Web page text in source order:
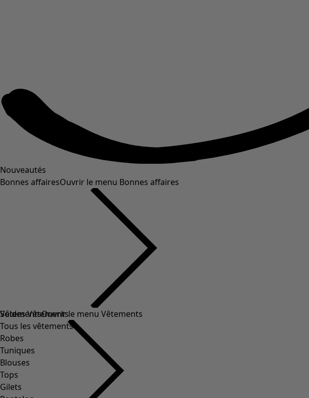
Nouveautés
Bonnes affairesOuvrir le menu Bonnes affaires
Soldes Vêtements
Tous les vêtements
Robes
Tuniques
Blouses
Tops
Gilets
VêtementsOuvrir le menu Vêtements